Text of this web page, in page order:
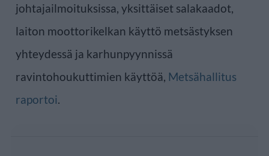
johtajailmoituksissa, yksittäiset salakaadot,
laiton moottorikelkan käyttö metsästyksen
yhteydessä ja karhunpyynnissä
ravintohoukuttimien käyttöä, Metsähallitus
raportoi.